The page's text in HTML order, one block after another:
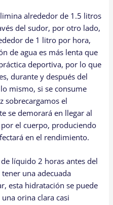
alrededor de 1.5 litros
del sudor, por otro lado,
de 1 litro por hora,
de agua es más lenta que
deportiva, por lo que
durante y después del
mismo, si se consume
sobrecargamos el
se demorará en llegar al
el cuerpo, produciendo
en el rendimiento.
líquido 2 horas antes del
una adecuada
esta hidratación se puede
orina clara casi